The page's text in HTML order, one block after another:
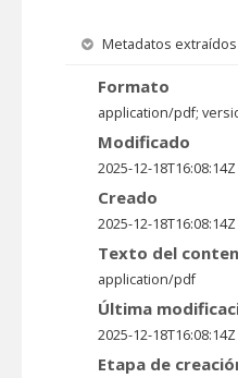
Metadatos
Formato
application/pdf;
Modificado
2025-12-18T16:08:14Z
Creado
2025-12-18T16:08:14Z
Texto del
application/pdf
Última
2025-12-18T16:08:14Z
Etapa de